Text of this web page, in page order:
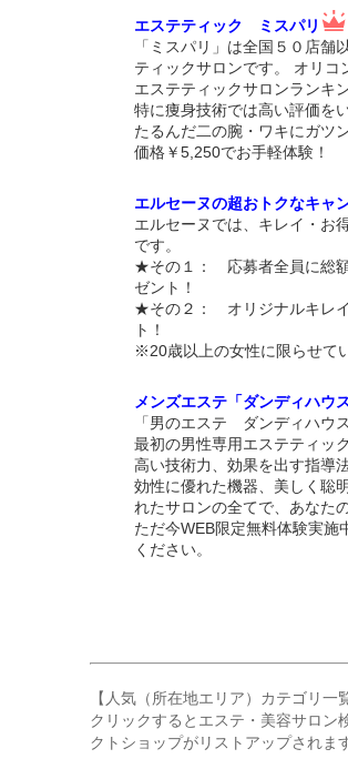
エステティック ミスパリ
「ミスパリ」は全国５０店舗
ティックサロンです。 オリ
エステティックサロンランキ
特に痩身技術では高い評価を
たるんだ二の腕・ワキにガツ
価格￥5,250でお手軽体験！
エルセーヌの超おトクなキャ
エルセーヌでは、キレイ・お
です。
★その１： 応募者全員に総
ゼント！
★その２： オリジナルキレ
ト！
※20歳以上の女性に限らせて
メンズエステ「ダンディハウ
「男のエステ ダンディハウ
最初の男性専用エステティッ
高い技術力、効果を出す指導
効性に優れた機器、美しく聡
れたサロンの全てで、あなた
ただ今WEB限定無料体験実施
ください。
【人気（所在地エリア）カテゴリ一
クリックするとエステ・美容サロン
クトショップがリストアップされま